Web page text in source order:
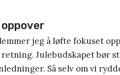
jeg å løfte fokuset
Julebudskapet bør
Så selv om vi